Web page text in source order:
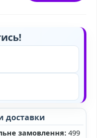
доставки
замовлення:499